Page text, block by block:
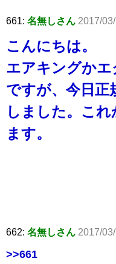
661: 名無しさん 2017/
こんにちは。
エアキングか
ですが、今日正
しました。こ
ます。
662: 名無しさん 2017/
>>661